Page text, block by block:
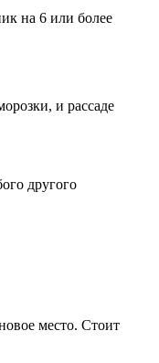
на 6 или более
и рассаде
другого
место. Стоит